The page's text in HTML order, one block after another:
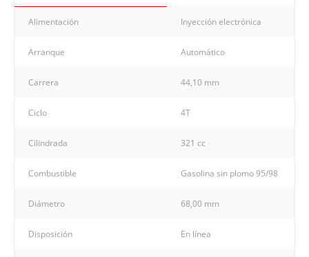
Alimentación Inyección electrónica
Arranque Automático
Carrera 44,10 mm
Ciclo 4T
Cilindrada 321 cc
Combustible Gasolina sin plomo 95/98
Diámetro 68,00 mm
Disposición En línea